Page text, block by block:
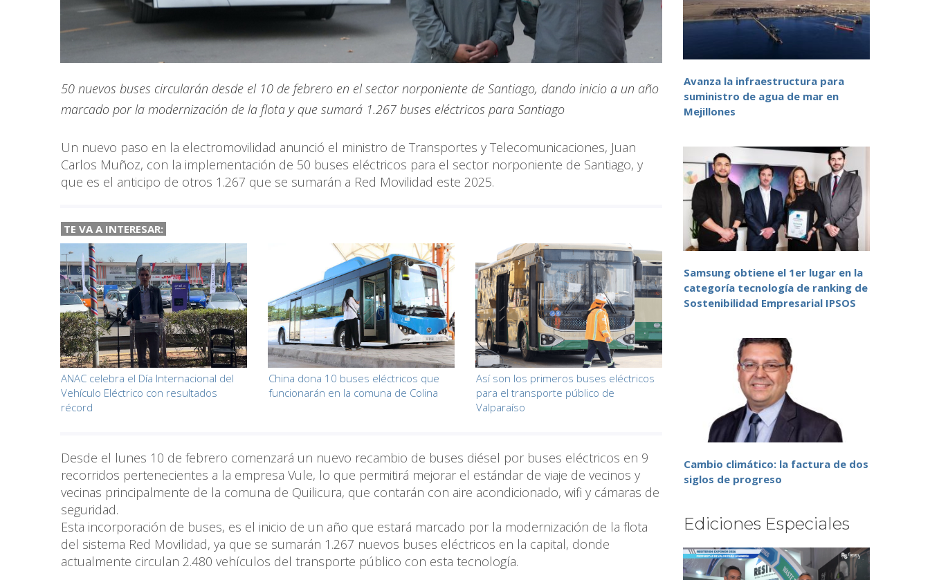
50 nuevos buses circularán desde el 10 de febrero en el sector norponiente de Santiago, dando inicio a un año
marcado por la modernización de la flota y que sumará 1.267 buses eléctricos para Santiago
Un nuevo paso en la electromovilidad anunció el ministro de Transportes y Telecomunicaciones, Juan
Carlos Muñoz, con la implementación de 50 buses eléctricos para el sector norponiente de Santiago, y
que es el anticipo de otros 1.267 que se sumarán a Red Movilidad este 2025.
TE VA A INTERESAR:
ANAC celebra el Día Internacional del
Vehículo Eléctrico con resultados
récord
China dona 10 buses eléctricos que
funcionarán en la comuna de Colina
Así son los primeros buses eléctricos
para el transporte público de
Valparaíso
Desde el lunes 10 de febrero comenzará un nuevo recambio de buses diésel por buses eléctricos en 9
recorridos pertenecientes a la empresa Vule, lo que permitirá mejorar el estándar de viaje de vecinos y
vecinas principalmente de la comuna de Quilicura, que contarán con aire acondicionado, wifi y cámaras de
seguridad.
Esta incorporación de buses, es el inicio de un año que estará marcado por la modernización de la flota
del sistema Red Movilidad, ya que se sumarán 1.267 nuevos buses eléctricos en la capital, donde
actualmente circulan 2.480 vehículos del transporte público con esta tecnología.
Avanza la infraestructura para
suministro de agua de mar en
Mejillones
Samsung obtiene el 1er lugar en la
categoría tecnología de ranking de
Sostenibilidad Empresarial IPSOS
Cambio climático: la factura de dos
siglos de progreso
Ediciones Especiales